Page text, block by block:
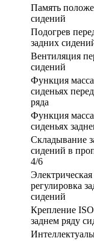
Память
сидений
Подогрев
задних
Вентиляция
сидений
Функция
сиденьях
ряда
Функция
сиденьях
Складывание
сидений в
4/6
Электрическая
регулировка
сидений
Крепление
заднем ряду